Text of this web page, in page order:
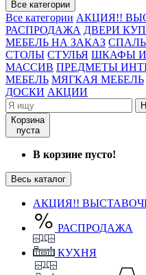
Все категории
Все категории АКЦИЯ!!
РАСПРОДАЖА ДВЕРИ
МЕБЕЛЬ НА ЗАКАЗ
СТОЛЫ СТУЛЬЯ ШКАФЫ И
МАССИВ ПРЕДМЕТЫ
МЕБЕЛЬ МЯГКАЯ МЕБЕЛЬ
ДОСКИ АКЦИИ
Корзина
пуста
В корзине пусто!
Весь каталог
АКЦИЯ!!
РАСПРОДАЖА
КУХНЯ